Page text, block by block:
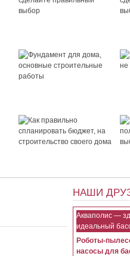
строительство своего
НАШИ
Акваполис —
идеальный
Роботы-
насосы для